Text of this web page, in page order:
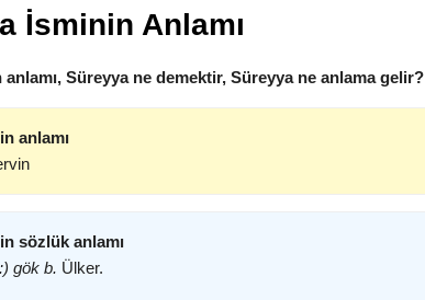
İsminin Anlamı
Süreyya ne demektir, Süreyya ne anlama gelir?
anlamı
sözlük anlamı
gök b. Ülker.